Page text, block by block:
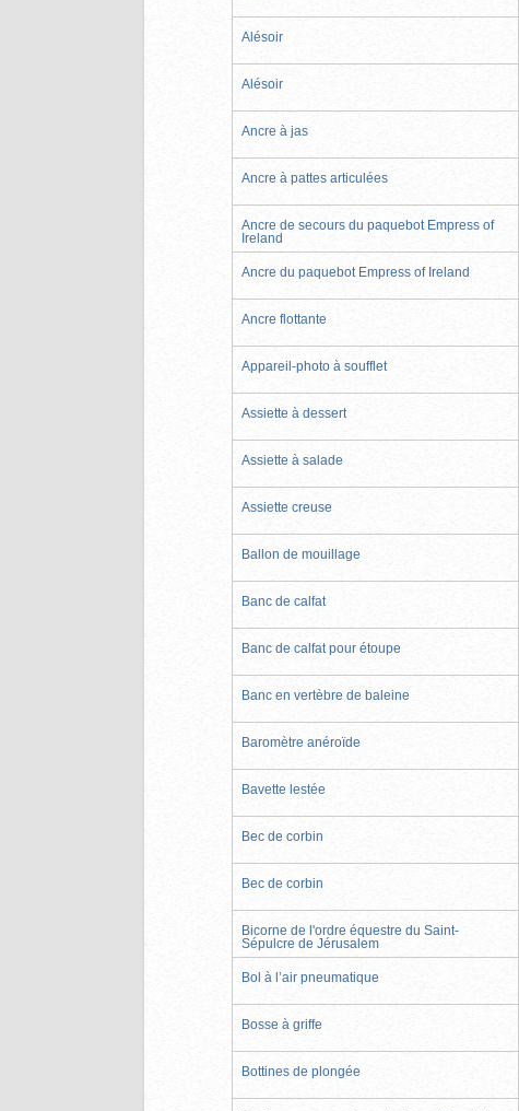
Alésoir
Alésoir
Ancre à jas
Ancre à pattes articulées
Ancre de secours du paquebot Empress of
Ireland
Ancre du paquebot Empress of Ireland
Ancre flottante
Appareil-photo à soufflet
Assiette à dessert
Assiette à salade
Assiette creuse
Ballon de mouillage
Banc de calfat
Banc de calfat pour étoupe
Banc en vertèbre de baleine
Baromètre anéroïde
Bavette lestée
Bec de corbin
Bec de corbin
Bicorne de l'ordre équestre du Saint-
Sépulcre de Jérusalem
Bol à l’air pneumatique
Bosse à griffe
Bottines de plongée